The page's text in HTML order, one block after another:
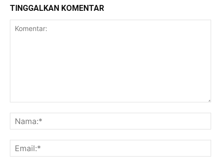
TINGGALKAN KOMENTAR